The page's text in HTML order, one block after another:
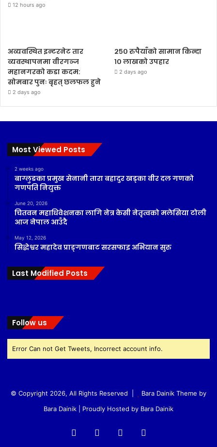
12 hours ago
अव्यवस्थित इन्टरनेट तार
व्यवस्थापनमा वीरगञ्ज
महानगरको कडा कदम:
सोमबार पुनः बृहत् छलफल हुने
2 days ago
२५० रुपैयाँको सामान किन्दा
१० लाखको उपहार
2 days ago
Most Viewed Posts
2 weeks ago
बाग्लुङका प्रमुख सेनानी तारा बहादुर खड्का वीर दल गणको
गणपति नियुक्त
June 20, 2026
चितवन महाधिवेशनका लागि नेत्र केसी नेतृत्वको मलेसिया टोली
आज नेपाल आउँदै
May 12, 2026
सिद्धेश्वर महादेव प्राङ्गणबाट सरसफाइ अभियान सुरु
Last Modified Posts
Follow us
Error Can not Get Tweets, Incorrect account info.
© Copyright 2026, All Rights Reserved |
Bara Dainik Theme by
Bara Dainik | Proudly Hosted by Bara Dainik
FacebookTwitter YouTube